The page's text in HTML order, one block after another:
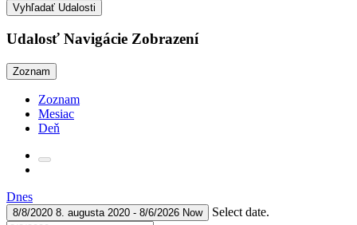
Vyhľadať Udalosti
Udalosť Navigácie Zobrazení
Zoznam
Zoznam
Mesiac
Deň
Dnes
8/8/2020 8. augusta 2020 - 8/6/2026 Now Select date.